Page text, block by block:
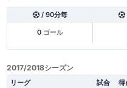
/ 90分毎
0ゴール
2017/2018シーズン
リーグ 試合 得